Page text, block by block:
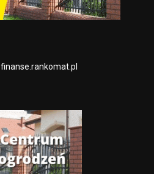
finanse.rankomat.pl